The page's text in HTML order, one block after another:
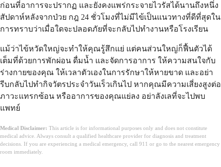
ก่อนที่อาการจะปรากฏ และยังคงแพร่กระจายไวรัสได้นานถึงหนึ่ง
สัปดาห์หลังจากป่วย กฎ 24 ชั่วโมงที่ไม่มีไข้เป็นแนวทางที่ดีที่สุดใน
การทราบว่าเมื่อใดจะปลอดภัยที่จะกลับไปทำงานหรือโรงเรียน
แม้ว่าไข้หวัดใหญ่จะทำให้คุณรู้สึกแย่ แต่คนส่วนใหญ่ก็ฟื้นตัวได้
เต็มที่ด้วยการพักผ่อน ดื่มน้ำ และจัดการอาการ ให้ความสนใจกับ
ร่างกายของคุณ ให้เวลาตัวเองในการรักษาให้หายขาด และอย่า
รีบกลับไปทำกิจวัตรประจำวันเร็วเกินไป หากคุณมีความเสี่ยงสูงต่อ
ภาวะแทรกซ้อน หรืออาการของคุณแย่ลง อย่าลังเลที่จะไปพบ
แพทย์
Medical Disclaimer: This article is for informational purposes only and does not constitute
medical advice. Always consult a qualified healthcare provider for diagnosis and treatment
decisions. If you are experiencing a medical emergency, call 911 or go to the nearest emergency
room immediately.